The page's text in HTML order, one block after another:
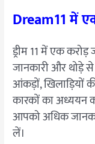
Dream11 में
ड्रीम 11 में एक
जानकारी और थोड़े
आंकड़ों, खिलाड़ियों
कारकों का अध्ययन
आपको अधिक
लें।